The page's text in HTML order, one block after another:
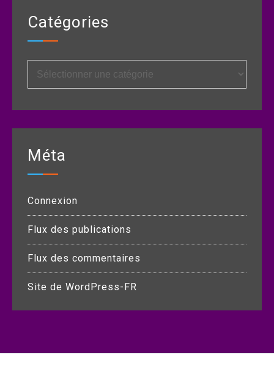
Catégories
Méta
Connexion
Flux des publications
Flux des commentaires
Site de WordPress-FR